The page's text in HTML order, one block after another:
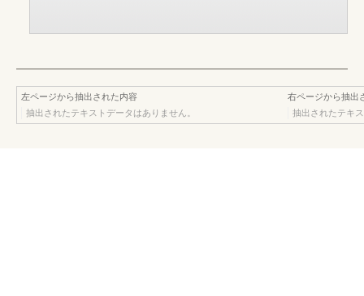
左ページから抽出された内容
抽出されたテキストデータはありません。
右ページから抽出
抽出されたテキ